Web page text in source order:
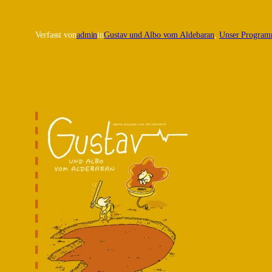
Verfasst vonadmininGustav und Albo vom Aldebaran, Unser